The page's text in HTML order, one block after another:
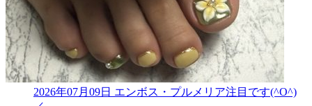
2026年07月09日 エンボス・プルメリア注目です(^O^)